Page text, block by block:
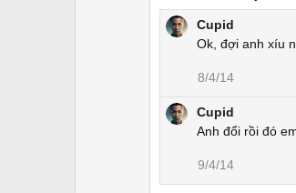
Cupid
Ok, đợi anh xíu
8/4/14
Cupid
Anh đổi rồi đó
9/4/14